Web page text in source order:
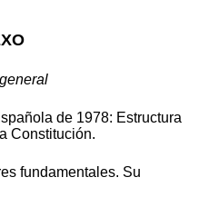
de 1978: Estructura
Constitución.
fundamentales. Su